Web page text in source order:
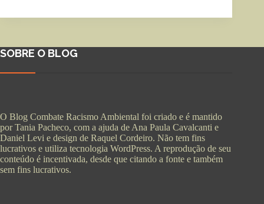
SOBRE O BLOG
O Blog Combate Racismo Ambiental foi criado e é mantido
por Tania Pacheco, com a ajuda de Ana Paula Cavalcanti e
Daniel Levi e design de Raquel Cordeiro. Não tem fins
lucrativos e utiliza tecnologia WordPress. A reprodução de seu
conteúdo é incentivada, desde que citando a fonte e também
sem fins lucrativos.